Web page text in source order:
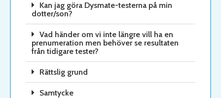
Kan jag göra Dysmate-testerna på min
dotter/son?
Vad händer om vi inte längre vill ha en
prenumeration men behöver se resultaten
från tidigare tester?
Rättslig grund
Samtycke